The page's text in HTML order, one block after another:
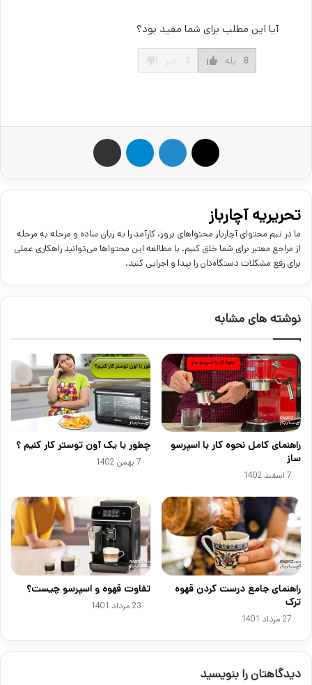
آیا این مطلب برای شما مفید بود؟
بله 8
لینکدین تلگرام
تحریریه آچارباز
ما در تیم محتوای آچارباز محتواهای بروز، کارآمد را به زبان ساده و مرحله به مرحله
از مراجع معتبر برای شما خلق کنیم. با مطالعه این محتواها می‌توانید راهکاری عملی
برای رفع مشکلات دستگاه‌تان را پیدا و اجرایی کنید.
نوشته های مشابه
راهنمای کامل نحوه کار با اسپرسو
ساز
7 اسفند 1402
چطور با یک آون توستر کار کنیم ؟
7 بهمن 1402
راهنمای جامع درست کردن قهوه
ترک
27 مرداد 1401
تفاوت قهوه و اسپرسو چیست؟
23 مرداد 1401
دیدگاهتان را بنویسید